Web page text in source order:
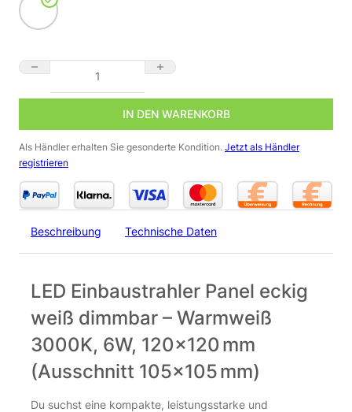
LED Panel Einbaustrahler eckig weiss dimmbar - Lichtfarbe:
IN DEN WARENKORB
Als Händler erhalten Sie gesonderte Kondition. Jetzt als Händler
registrieren
Beschreibung Technische Daten
LED Einbaustrahler Panel eckig
weiß dimmbar – Warmweiß
3000K, 6W, 120×120 mm
(Ausschnitt 105×105 mm)
Du suchst eine kompakte, leistungsstarke und